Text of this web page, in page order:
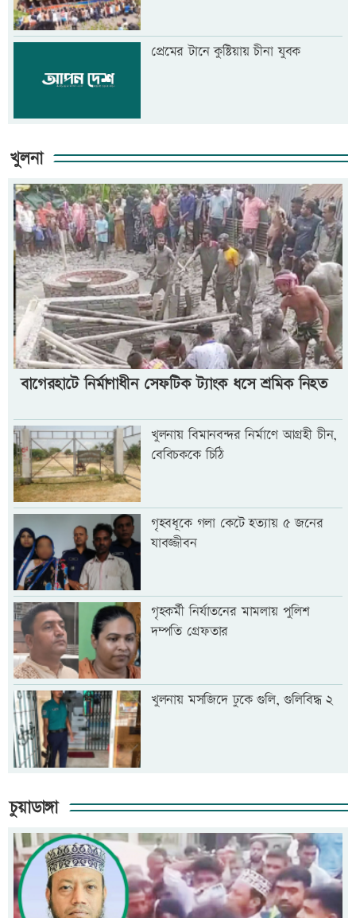
প্রেমের টানে কুষ্টিয়ায় চীনা যুবক
খুলনা
বাগেরহাটে নির্মাণাধীন সেফটিক ট্যাংক ধসে শ্রমিক নিহত
খুলনায় বিমানবন্দর নির্মাণে আগ্রহী চীন,
বেবিচককে চিঠি
গৃহবধূকে গলা কেটে হত্যায় ৫ জনের
যাবজ্জীবন
গৃহকর্মী নির্যাতনের মামলায় পুলিশ
দম্পতি গ্রেফতার
খুলনায় মসজিদে ঢুকে গুলি, গুলিবিদ্ধ ২
চুয়াডাঙ্গা